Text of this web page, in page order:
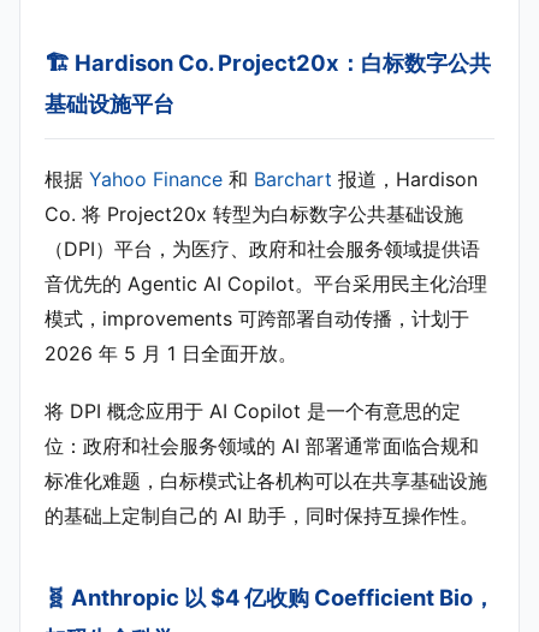
🏗️ Hardison Co. Project20x：白标数字公共
基础设施平台
根据 Yahoo Finance 和 Barchart 报道，Hardison
Co. 将 Project20x 转型为白标数字公共基础设施
（DPI）平台，为医疗、政府和社会服务领域提供语
音优先的 Agentic AI Copilot。平台采用民主化治理
模式，improvements 可跨部署自动传播，计划于
2026 年 5 月 1 日全面开放。
将 DPI 概念应用于 AI Copilot 是一个有意思的定
位：政府和社会服务领域的 AI 部署通常面临合规和
标准化难题，白标模式让各机构可以在共享基础设施
的基础上定制自己的 AI 助手，同时保持互操作性。
🧬 Anthropic 以 $4 亿收购 Coefficient Bio，